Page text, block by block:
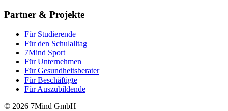
Partner & Projekte
Für Stu­die­rende
Für den Schulalltag
7Mind Sport
Für Unter­neh­men
Für Gesund­heits­be­ra­ter
Für Beschäftigte
Für Auszubildende
© 2026 7Mind GmbH